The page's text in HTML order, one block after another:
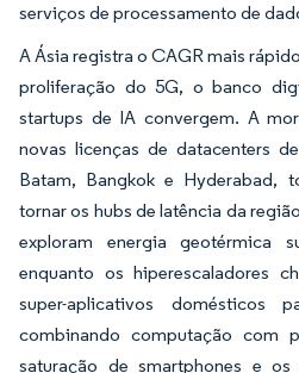
serviços de processamento de
A Ásia registra o CAGR mais
proliferação do 5G, o banco
startups de IA convergem. A
novas licenças de datacenters
Batam, Bangkok e Hyderabad,
tornar os hubs de latência da
exploram energia geotérmica
enquanto os hiperescaladores
super-aplicativos domésticos
combinando computação com
saturação de smartphones e